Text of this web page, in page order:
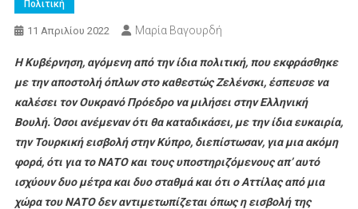
Πολιτική
11 Απριλίου 2022 Μαρία Βαγουρδή
Η Κυβέρνηση, αγόμενη από την ίδια πολιτική, που εκφράσθηκε
με την αποστολή όπλων στο καθεστώς Ζελένσκι, έσπευσε να
καλέσει τον Ουκρανό Πρόεδρο να μιλήσει στην Ελληνική
Βουλή. Όσοι ανέμεναν ότι θα καταδικάσει, με την ίδια ευκαιρία,
την Τουρκική εισβολή στην Κύπρο, διεπίστωσαν, για μια ακόμη
φορά, ότι για το ΝΑΤΟ και τους υποστηριζόμενους απ’ αυτό
ισχύουν δυο μέτρα και δυο σταθμά και ότι ο Αττίλας από μια
χώρα του ΝΑΤΟ δεν αντιμετωπίζεται όπως η εισβολή της